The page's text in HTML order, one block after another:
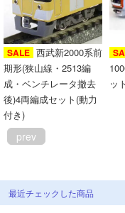
SALE 西武新2000系前
期形(狭山線・2513編
成・ベンチレータ撤去
後)4両編成セット(動力
付き)
ット
prev
最近チェックした商品